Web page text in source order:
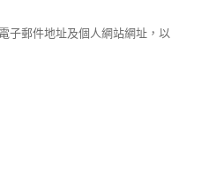
子郵件地址及個人網站網址，以